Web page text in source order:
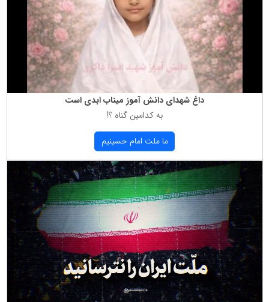
داغ شهدای دانش آموز میناب ابدی است
به كدامین گناه ؟!
ما ملت امام حسینیم